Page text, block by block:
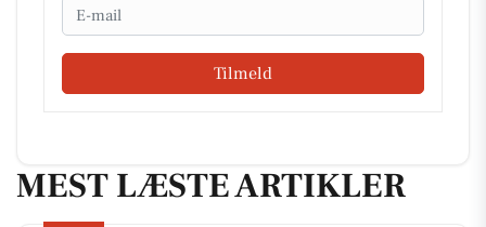
Email
Tilmeld
MEST LÆSTE ARTIKLER